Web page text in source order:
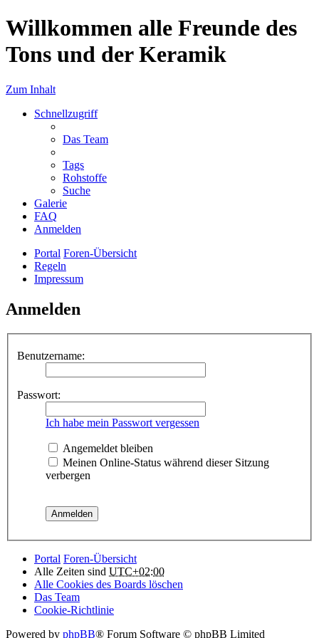
Willkommen alle Freunde des
Tons und der Keramik
Zum Inhalt
Schnellzugriff
Das Team
Tags
Rohstoffe
Suche
Galerie
FAQ
Anmelden
Portal Foren-Übersicht
Regeln
Impressum
Anmelden
Benutzername:
Passwort:
Ich habe mein Passwort vergessen
Angemeldet bleiben
Meinen Online-Status während dieser Sitzung
verbergen
Portal Foren-Übersicht
Alle Zeiten sind UTC+02:00
Alle Cookies des Boards löschen
Das Team
Cookie-Richtlinie
Powered by phpBB® Forum Software © phpBB Limited